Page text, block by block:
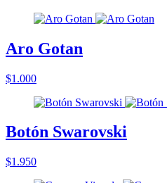
Aro Gotan
$1.000
Botón Swarovski
$1.950